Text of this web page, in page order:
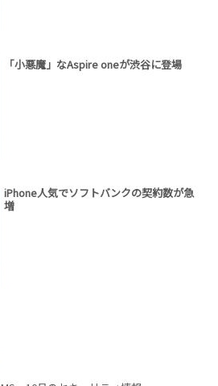
「小悪魔」なAspire oneが渋谷に登場
iPhone人気でソフトバンクの契約数が急
増